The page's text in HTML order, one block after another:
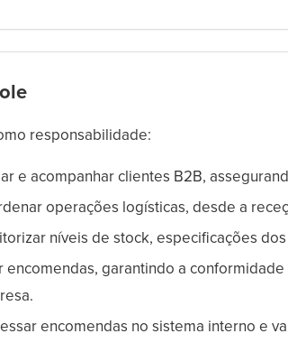
responsabilidade:
e acompanhar clientes B2B,
operações logísticas, desde a
níveis de stock, especificações
encomendas, garantindo a
encomendas no sistema interno e